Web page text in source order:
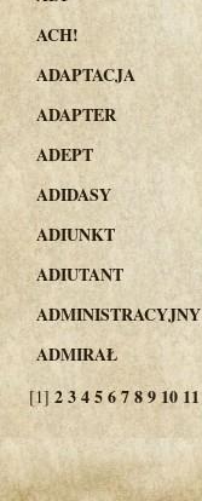
ACH!
ADAPTACJA
ADAPTER
ADEPT
ADIDASY
ADIUNKT
ADIUTANT
ADMINISTRACYJNY
ADMIRAŁ
[1] 23456789 10 11